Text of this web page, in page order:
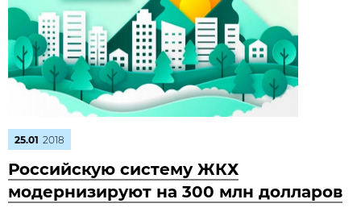
25.01 2018
Российскую систему ЖКХ
модернизируют на 300 млн долларов